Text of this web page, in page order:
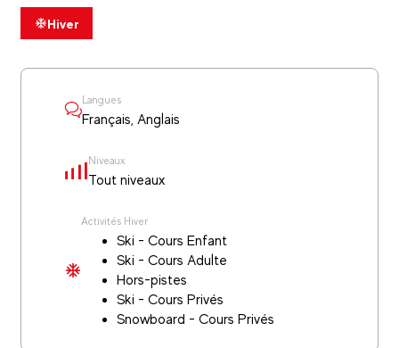
Hiver
Langues
Français, Anglais
Niveaux
Tout niveaux
Activités Hiver
Ski - Cours Enfant
Ski - Cours Adulte
Hors-pistes
Ski - Cours Privés
Snowboard - Cours Privés